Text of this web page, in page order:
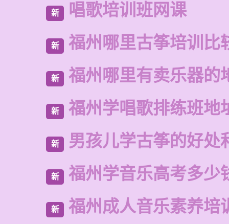
新 唱歌培训班网课
新 福州哪里古筝培训比
新 福州哪里有卖乐器的
新 福州学唱歌排练班地
新 男孩儿学古筝的好处
新 福州学音乐高考多少
新 福州成人音乐素养培